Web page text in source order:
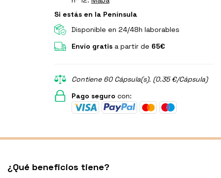
Si estás en la Península
Disponible en 24/48h laborables
Envío gratisa partir de 65€
Contiene 60 Cápsula(s). (0.35 €/Cápsula)
Pago seguro con:
¿Qué beneficios tiene?